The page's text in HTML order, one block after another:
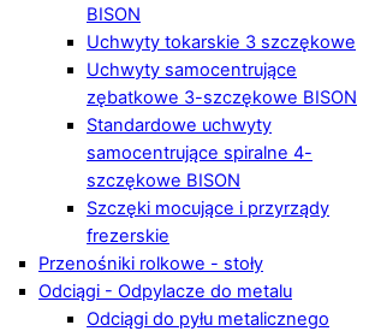
BISON
Uchwyty tokarskie 3 szczękowe
Uchwyty samocentrujące
zębatkowe 3-szczękowe BISON
Standardowe uchwyty
samocentrujące spiralne 4-
szczękowe BISON
Szczęki mocujące i przyrządy
frezerskie
Przenośniki rolkowe - stoły
Odciągi - Odpylacze do metalu
Odciągi do pyłu metalicznego